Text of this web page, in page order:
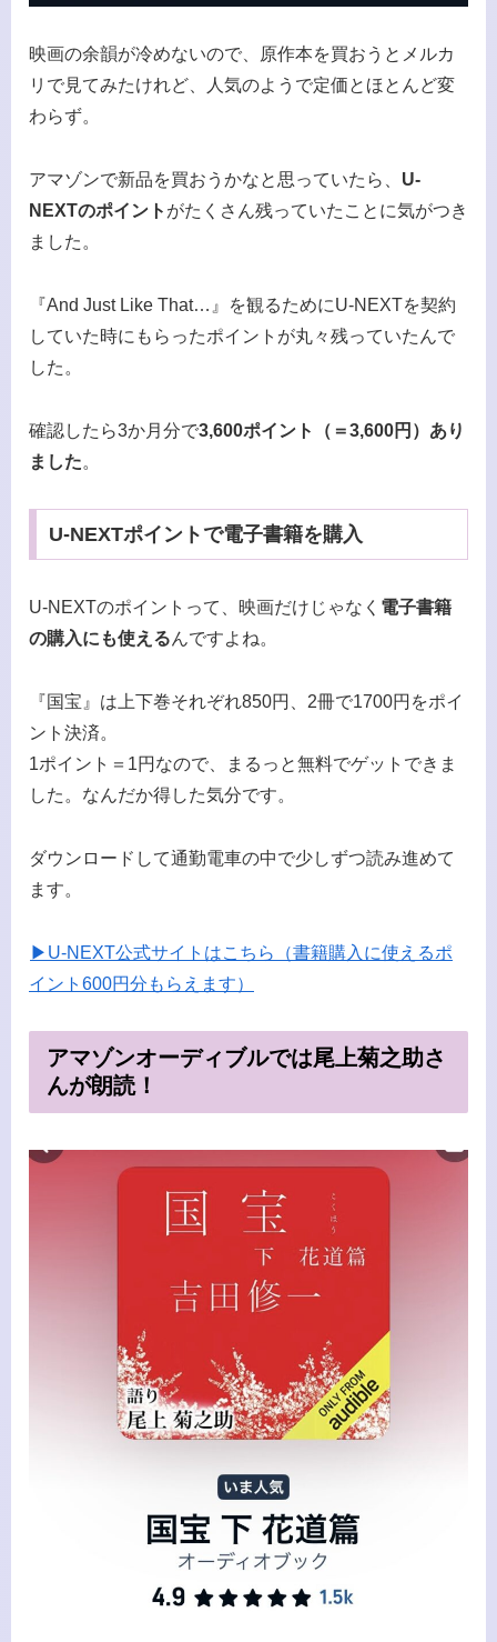
映画の余韻が冷めないので、原作本を買おうとメルカ
リで見てみたけれど、人気のようで定価とほとんど変
わらず。
アマゾンで新品を買おうかなと思っていたら、 U-
NEXTのポイント がたくさん残っていたことに気がつき
ました。
『And Just Like That…』を観るためにU-NEXTを契約
していた時にもらったポイントが丸々残っていたんで
した。
確認したら3か月分で3,600ポイント（＝3,600円）あり
ました。
U-NEXTポイントで電子書籍を購入
U-NEXTのポイントって、映画だけじゃなく 電子書籍
の購入にも使えるんですよね。
『国宝』は上下巻それぞれ850円、2冊で1700円をポイ
ント決済。
1ポイント＝1円なので、まるっと無料でゲットできま
した。なんだか得した気分です。
ダウンロードして通勤電車の中で少しずつ読み進めて
ます。
▶U-NEXT公式サイトはこちら（書籍購入に使えるポ
イント600円分もらえます）
アマゾンオーディブルでは尾上菊之助さ
んが朗読！